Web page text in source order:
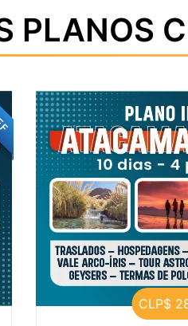
PLANOS
CLP$